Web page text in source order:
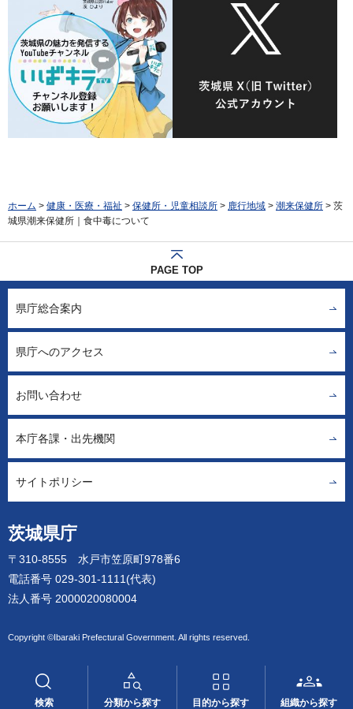
検索 分類から探す 目的から探す 組織から探す
ホーム > 健康・医療・福祉 > 保健所・児童相談所 > 鹿行地域 > 潮来保健所 > 茨
城県潮来保健所｜食中毒について
PAGE TOP
茨城県庁
〒310-8555 水戸市笠原町978番6
電話番号 029-301-1111(代表)
法人番号 2000020080004
Copyright ©Ibaraki Prefectural Government. All rights reserved.
県庁総合案内
県庁へのアクセス
お問い合わせ
本庁各課・出先機関
サイトポリシー